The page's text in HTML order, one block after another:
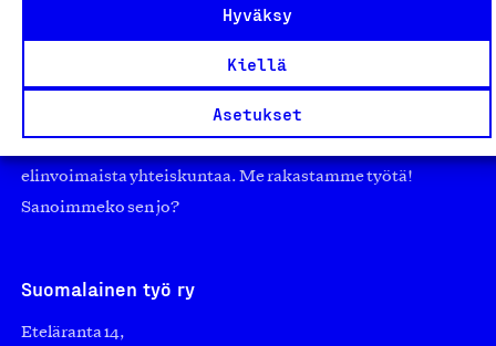
Hyväksy
Kiellä
Asetukset
pienistä pajoista ja yhteisöistä kansainvälisiin
edistämään suomalaista työtä ja teollisuutta sekä
nostamaan ylpeyttä kotimaisesta osaamisesta. Uskomme
elinvoimaista yhteiskuntaa. Me rakastamme työtä!
Sanoimmeko sen jo?
Suomalainen työ ry
Eteläranta 14,